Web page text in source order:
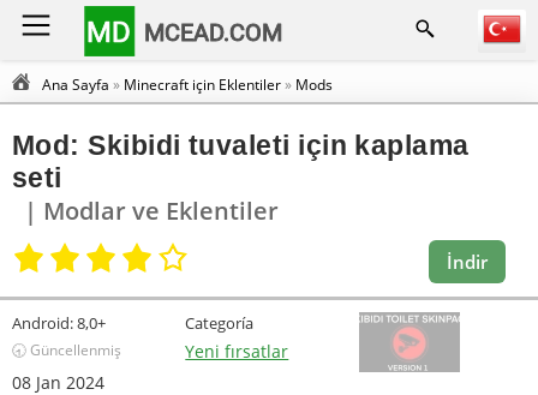
MD MCEAD.COM
Ana Sayfa » Minecraft için Eklentiler» Mods
Mod: Skibidi tuvaleti için kaplama
seti
| Modlar ve Eklentiler
İndir
Android:8,0+
🕣 Güncellenmiş
08 Jan 2024
Categoría
Yeni fırsatlar